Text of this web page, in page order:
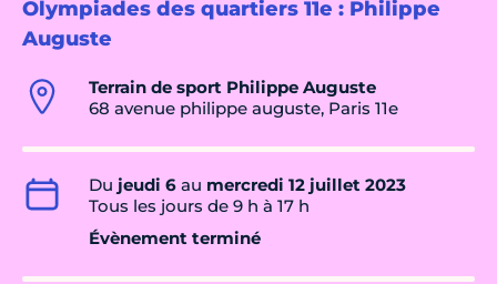
Olympiades des quartiers 11e : Philippe
Auguste
Terrain de sport Philippe Auguste
68 avenue philippe auguste, Paris 11e
Du jeudi 6 au mercredi 12 juillet 2023
Tous les jours de 9 h à 17 h
Évènement terminé